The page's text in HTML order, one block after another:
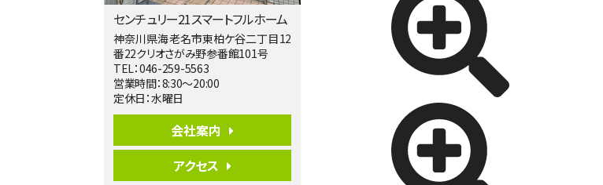
バ19分・歩8分
開放感があり日当たり良好な南西・北西角
地区画。 …
第6位
3,680万円
ご家族が集まるLDKは１７．５帖とゆとりあ
る広さ…
センチュリー21スマートフルホーム
神奈川県海老名市東柏ケ谷二丁目12
番22クリオさがみ野参番館101号
TEL：046-259-5563
営業時間：8:30～20:00
定休日：水曜日
会社案内
アクセス